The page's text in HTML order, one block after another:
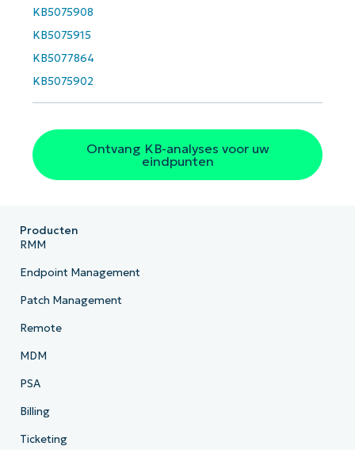
KB5075908
KB5075915
KB5077864
KB5075902
Ontvang KB-analyses voor uw
eindpunten
name*
Producten
RMM
Endpoint Management
Patch Management
Remote
MDM
PSA
Billing
Ticketing